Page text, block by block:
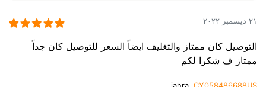
٢١ ديسمبر ٢٠٢٢
التوصيل كان ممتاز والتغليف ايضاً السعر للتوصيل كان جداً
ممتاز ف شكرا لكم